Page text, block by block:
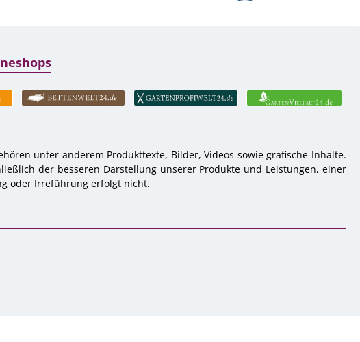
unter anderem Produkttexte, Bilder, Videos sowie grafische Inhalte.
der besseren Darstellung unserer Produkte und Leistungen, einer
oder Irreführung erfolgt nicht.